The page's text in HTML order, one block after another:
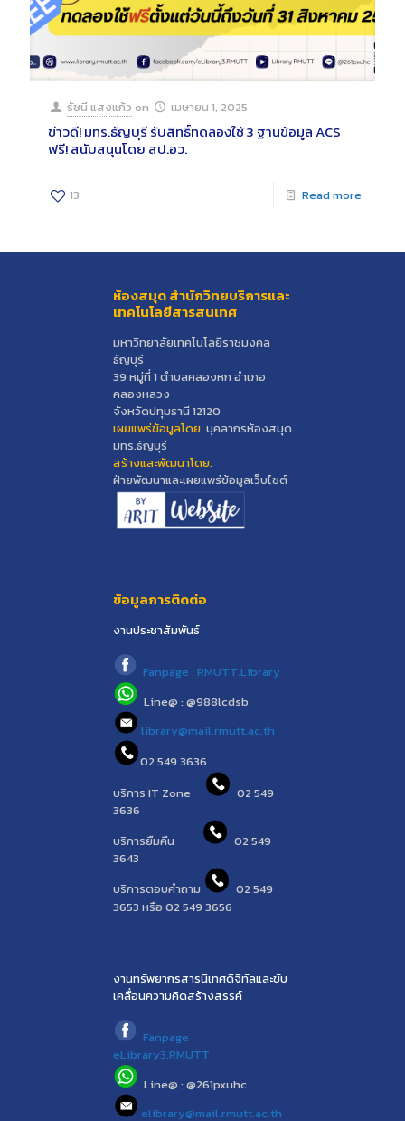
รัชนี แสงแก้ว on เมษายน 1, 2025
ข่าวดี! มทร.ธัญบุรี รับสิทธิ์ทดลองใช้ 3 ฐานข้อมูล ACS
ฟรี! สนับสนุนโดย สป.อว.
13 Read more
ห้องสมุด สำนักวิทยบริการและ
เทคโนโลยีสารสนเทศ
มหาวิทยาลัยเทคโนโลยีราชมงคล
ธัญบุรี
39 หมู่ที่ 1 ตำบลคลองหก อำเภอ
คลองหลวง
จังหวัดปทุมธานี 12120
เผยแพร่ข้อมูลโดย.บุคลากรห้องสมุด
มทร.ธัญบุรี
สร้างและพัฒนาโดย.
ฝ่ายพัฒนาและเผยแพร่ข้อมูลเว็บไซต์
ข้อมูลการติดต่อ
งานประชาสัมพันธ์
Fanpage : RMUTT.Library
Line@ : @988lcdsb
library@mail.rmutt.ac.th
02 549 3636
บริการ IT Zone
02 549
3636
บริการยืมคืน
02 549
3643
บริการตอบคำถาม
02 549
3653 หรือ 02 549 3656
งานทรัพยากรสารนิเทศดิจิทัลและขับ
เคลื่อนความคิดสร้างสรรค์
Fanpage :
eLibrary3.RMUTT
Line@ : @261pxuhc
elibrary@mail.rmutt.ac.th